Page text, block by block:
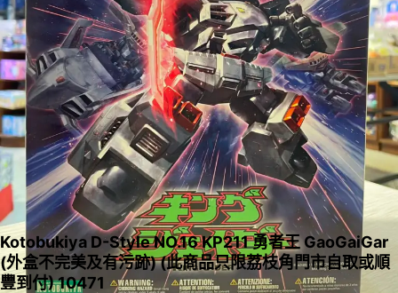
Kotobukiya D-Style NO.16 KP211 勇者王 GaoGaiGar
(外盒不完美及有污跡) (此商品只限荔枝角門市自取或順
豐到付) 10471